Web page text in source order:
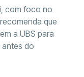
com foco no
que
a UBS para
do